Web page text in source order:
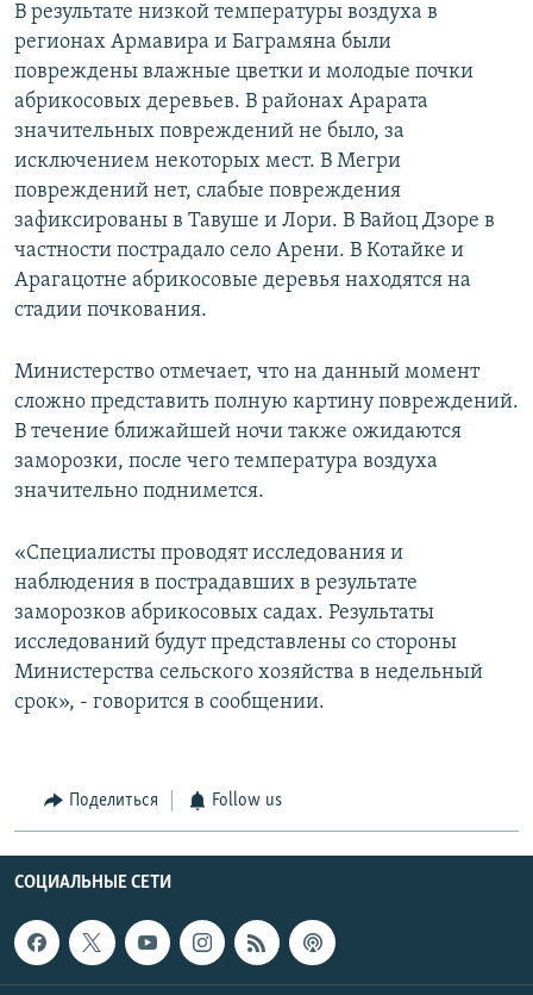
В результате низкой температуры воздуха в
регионах Армавира и Баграмяна были
повреждены влажные цветки и молодые почки
абрикосовых деревьев. В районах Арарата
значительных повреждений не было, за
исключением некоторых мест. В Мегри
повреждений нет, слабые повреждения
зафиксированы в Тавуше и Лори. В Вайоц Дзоре в
частности пострадало село Арени. В Котайке и
Арагацотне абрикосовые деревья находятся на
стадии почкования.
Министерство отмечает, что на данный момент
сложно представить полную картину повреждений.
В течение ближайшей ночи также ожидаются
заморозки, после чего температура воздуха
значительно поднимется.
«Специалисты проводят исследования и
наблюдения в пострадавших в результате
заморозков абрикосовых садах. Результаты
исследований будут представлены со стороны
Министерства сельского хозяйства в недельный
срок», - говорится в сообщении.
Поделиться Follow us
СОЦИАЛЬНЫЕ СЕТИ